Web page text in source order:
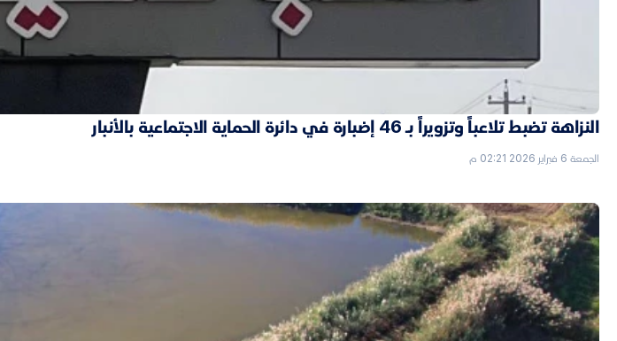
النزاهة تضبط تلاعباً وتزويراً بـ 46 إضبارة في دائرة الحماية الاجتماعية بالأنبار
الجمعة 6 فبراير 2026 02:21 م